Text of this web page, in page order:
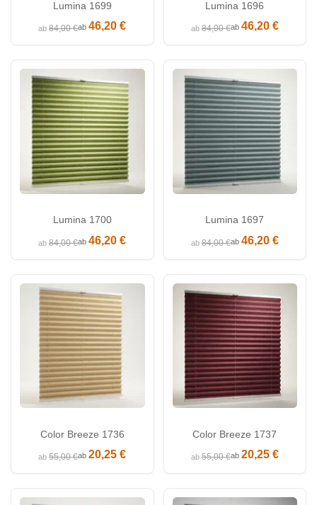
Lumina 1699
ab84,00 €ab46,20 €
Lumina 1696
ab84,00 €ab 46,20 €
Lumina 1700
ab84,00 €ab46,20 €
Lumina 1697
ab84,00 €ab 46,20 €
Color Breeze 1736
ab55,00 €ab20,25 €
Color Breeze 1737
ab55,00 €ab 20,25 €